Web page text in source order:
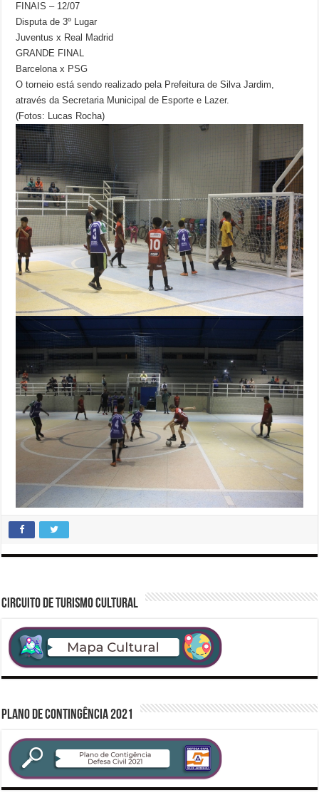
FINAIS – 12/07
Disputa de 3º Lugar
Juventus x Real Madrid
GRANDE FINAL
Barcelona x PSG
O torneio está sendo realizado pela Prefeitura de Silva Jardim,
através da Secretaria Municipal de Esporte e Lazer.
(Fotos: Lucas Rocha)
CIRCUITO DE TURISMO CULTURAL
PLANO DE CONTINGÊNCIA 2021